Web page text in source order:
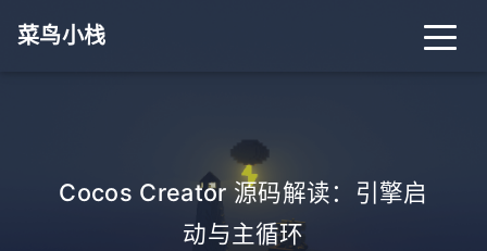
菜鸟小栈
关于
Cocos Creator 源码解读：引擎启
动与主循环